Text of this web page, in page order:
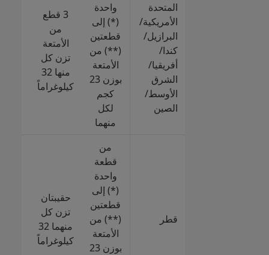
المتحدة
الأمريكية/
البرازيل/
كندا/
أفريقيا/
الشرق
الأوسط/
الصين
واحدة
(*) إلى
قطعتين
(**) من
الأمتعة
بوزن 23
كجم
لكل
منهما
3 قطع
من
الأمتعة
تزن كل
منها 32
كيلوغراماً
قطر
من
قطعة
واحدة
(*) إلى
قطعتين
(**) من
الأمتعة
بوزن 23
حقيبتان
تزن كل
منهما 32
كيلوغراماً